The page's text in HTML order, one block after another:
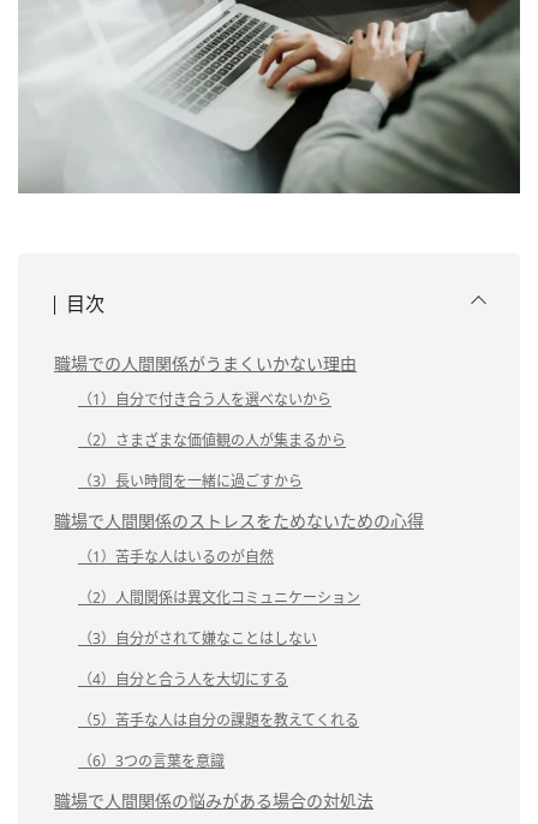
目次
職場での人間関係がうまくいかない理由
（1）自分で付き合う人を選べないから
（2）さまざまな価値観の人が集まるから
（3）長い時間を一緒に過ごすから
職場で人間関係のストレスをためないための心得
（1）苦手な人はいるのが自然
（2）人間関係は異文化コミュニケーション
（3）自分がされて嫌なことはしない
（4）自分と合う人を大切にする
（5）苦手な人は自分の課題を教えてくれる
（6）3つの言葉を意識
職場で人間関係の悩みがある場合の対処法